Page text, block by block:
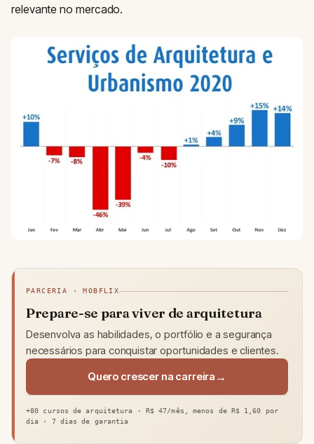
relevante no mercado.
PARCERIA · MOBFLIX
Prepare-se para viver de arquitetura
Desenvolva as habilidades, o portfólio e a segurança
necessários para conquistar oportunidades e clientes.
Quero crescer na carreira
+80 cursos de arquitetura · R$ 47/mês, menos de R$ 1,60 por
dia · 7 dias de garantia